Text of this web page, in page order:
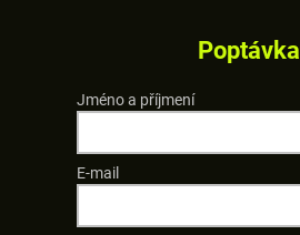
Poptávka
Jméno a příjmení
E-mail